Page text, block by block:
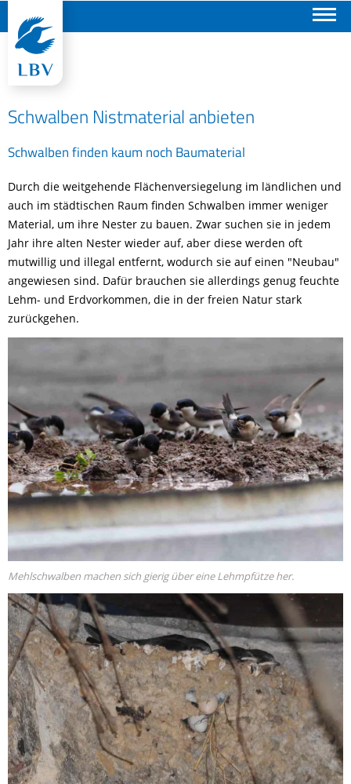
Schwalben Nistmaterial anbieten
Schwalben finden kaum noch Baumaterial
Durch die weitgehende Flächenversiegelung im ländlichen und
auch im städtischen Raum finden Schwalben immer weniger
Material, um ihre Nester zu bauen. Zwar suchen sie in jedem
Jahr ihre alten Nester wieder auf, aber diese werden oft
mutwillig und illegal entfernt, wodurch sie auf einen "Neubau"
angewiesen sind. Dafür brauchen sie allerdings genug feuchte
Lehm- und Erdvorkommen, die in der freien Natur stark
zurückgehen.
Mehlschwalben machen sich gierig über eine Lehmpfütze her.